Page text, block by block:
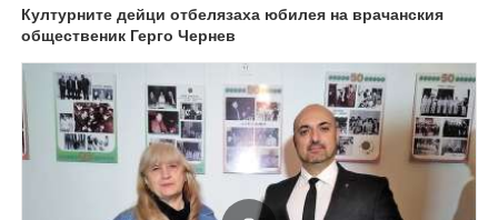
Културните дейци отбелязаха юбилея на врачанския
общественик Герго Чернев